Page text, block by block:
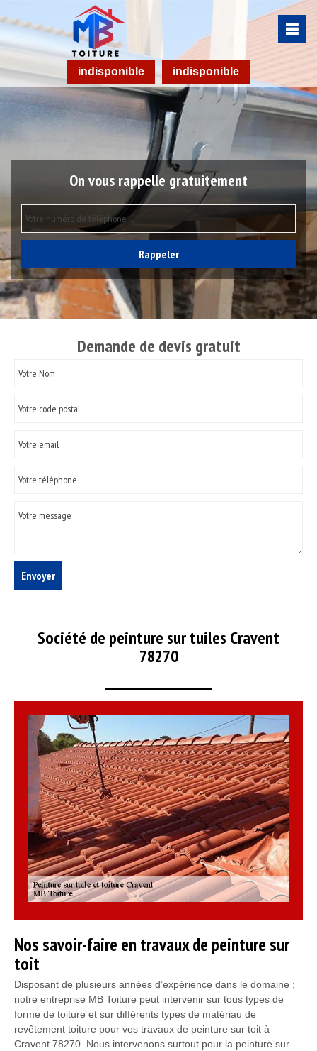
indisponible indisponible
On vous rappelle gratuitement
Demande de devis gratuit
Société de peinture sur tuiles Cravent
78270
Nos savoir-faire en travaux de peinture sur
toit
Disposant de plusieurs années d’expérience dans le domaine ;
notre entreprise MB Toiture peut intervenir sur tous types de
forme de toiture et sur différents types de matériau de
revêtement toiture pour vos travaux de peinture sur toit à
Cravent 78270. Nous intervenons surtout pour la peinture sur